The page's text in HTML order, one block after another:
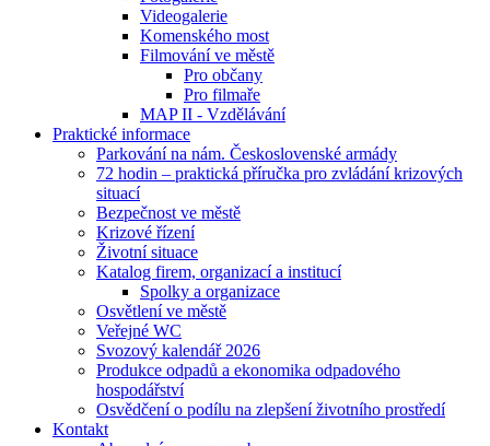
Videogalerie
Komenského most
Filmování ve městě
Pro občany
Pro filmaře
MAP II - Vzdělávání
Praktické informace
Parkování na nám. Československé armády
72 hodin – praktická příručka pro zvládání krizových
situací
Bezpečnost ve městě
Krizové řízení
Životní situace
Katalog firem, organizací a institucí
Spolky a organizace
Osvětlení ve městě
Veřejné WC
Svozový kalendář 2026
Produkce odpadů a ekonomika odpadového
hospodářství
Osvědčení o podílu na zlepšení životního prostředí
Kontakt